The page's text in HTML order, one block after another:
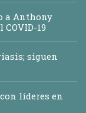
a Anthony
19
siguen
líderes en